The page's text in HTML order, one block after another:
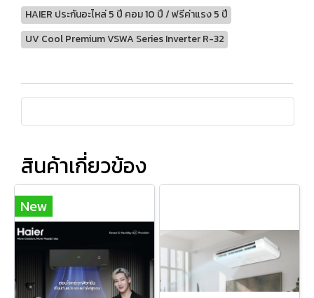
HAIER ประกันอะไหล่ 5 ปี คอม 10 ปี / ฟรีค่าแรง 5 ปี
UV Cool Premium VSWA Series Inverter R-32
สินค้าเกี่ยวข้อง
New